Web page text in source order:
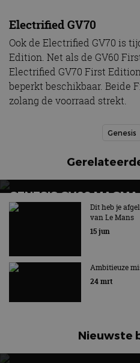
Electrified GV70
Ook de Electrified GV70 is
Edition. Net als de GV60
Electrified GV70 First
beperkt beschikbaar. Beide
zolang de voorraad strekt.
Genesis
GENESIS GV60
BESTELLEN: DIT KOST
Eerste productiemodel uit
Dit heb je
van Le Mans
15 jun
Ambitieuze
24 mrt
Nieuwste